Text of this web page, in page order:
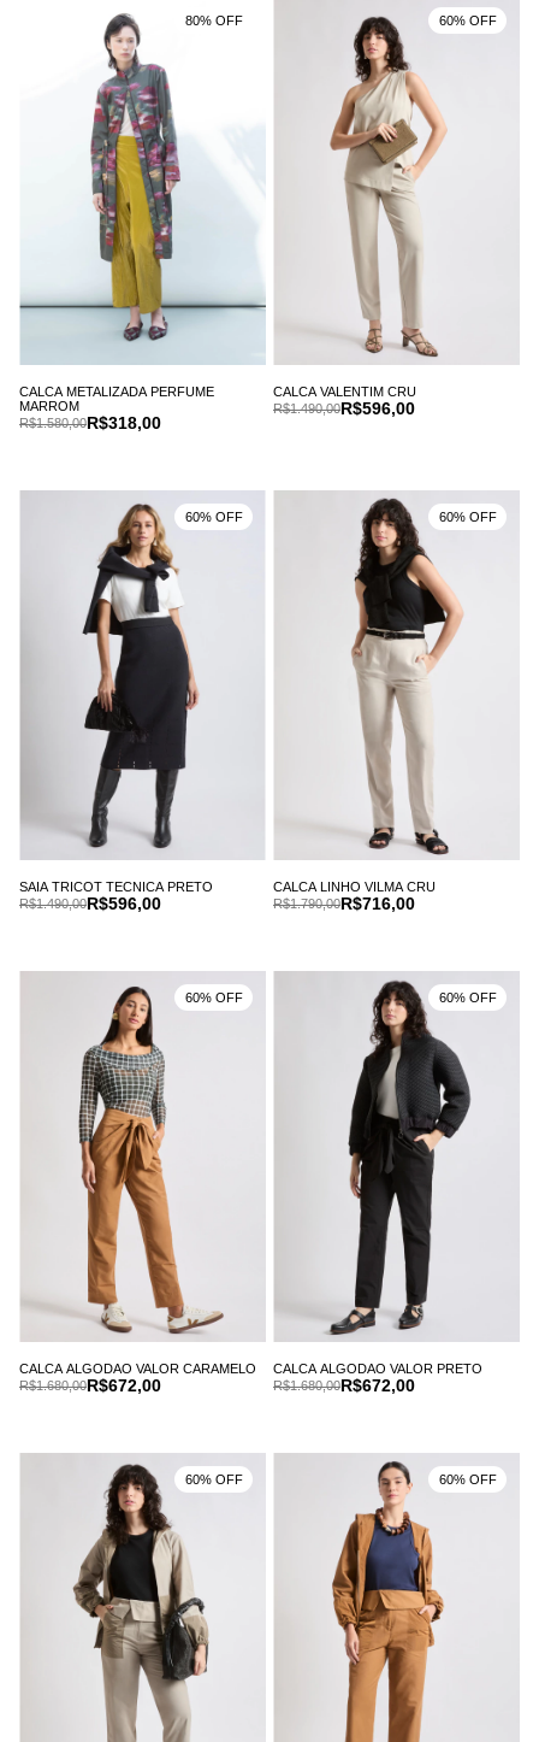
CALCA METALIZADA PERFUME
MARROM
R$318,00
R$1.580,00
80% OFF
CALCA VALENTIM CRU
R$596,00
R$1.490,00
60% OFF
SAIA TRICOT TECNICA PRETO
R$596,00
R$1.490,00
60% OFF
CALCA LINHO VILMA CRU
R$716,00
R$1.790,00
60% OFF
CALCA ALGODAO VALOR CARAMELO
R$672,00
R$1.680,00
60% OFF
CALCA ALGODAO VALOR PRETO
R$672,00
R$1.680,00
60% OFF
60% OFF 60% OFF